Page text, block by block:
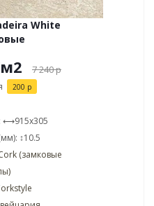
White
7 240р
200 р
⟷915x305
↕10.5
(замковые